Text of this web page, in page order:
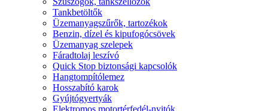
Tankbetöltők
Üzemanyagszűrők, tartozékok
Benzin, dízel és kipufogócsövek
Üzemanyag szelepek
Fáradtolaj leszívó
Quick Stop biztonsági kapcsolók
Hangtompítólemez
Hosszabító karok
Gyújtógyertyák
Elektromos motortérfedél-nyitók